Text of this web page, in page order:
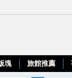
塊 旅館推薦